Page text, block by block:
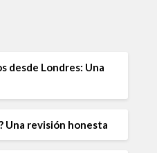
desde Londres: Una
Una revisión honesta